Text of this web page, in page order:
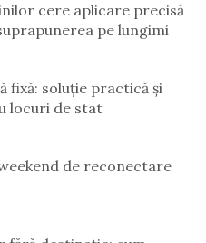
cere aplicare precisă
pe lungimi
fixă: soluție practică și
locuri de stat
de reconectare